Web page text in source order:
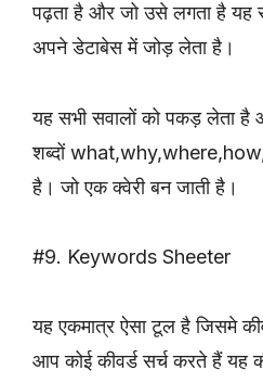
पढ़ता है और जो उसे लगता है यह
अपने डेटाबेस में जोड़ लेता है।
यह सभी सवालों को पकड़ लेता है
शब्दों
है। जो एक क्वेरी बन जाती है।
#9. Keywords Sheeter
यह एकमात्र ऐसा टूल है जिसमे
आप कोई कीवर्ड सर्च करते हैं यह